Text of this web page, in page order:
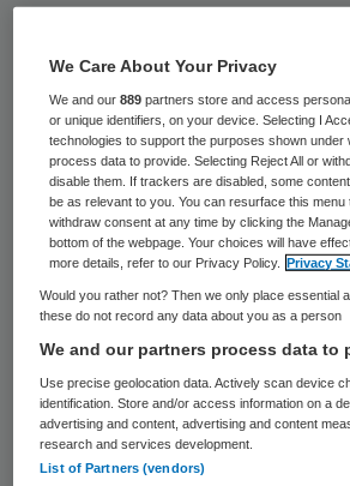
benoemd tot bestuurder van
ouderenorganisatie Van
Hertogenbosch. Het
nam Jansen deze functie al
waar.
Jansen heeft een ruime
management- en
ziekenhuiszorg en de
laat Van Neynsel weten. Hij
verpleging, studeerde
Nijmegen en behaalde een
strategisch management. De
werkte hij vooral op
We Care About Your Privacy
We and our889 partners store and access
or unique identifiers, on your device. Selecting I
technologies to support the purposes shown under
process data to provide. Selecting Reject All or
disable them. If trackers are disabled, some
be as relevant to you. You can resurface this
withdraw consent at any time by clicking the
bottom of the webpage. Your choices will have
more details, refer to our Privacy Policy.
Privacy
Would you rather not? Then we only place essential
these do not record any data about you as a person
We and our partners process data to
Use precise geolocation data. Actively scan device
identification. Store and/or access information on a
advertising and content, advertising and content
research and services development.
List of Partners (vendors)